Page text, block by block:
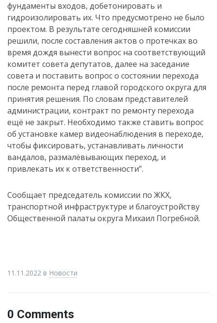
фундаменты входов, добетонировать и
гидроизолировать их. Что предусмотрено не было
проектом. В результате сегодняшней комиссии
решили, после составления актов о протечках во
время дождя вынести вопрос на соответствующий
комитет совета депутатов, далее на заседание
совета и поставить вопрос о состоянии перехода
после ремонта перед главой городского округа для
принятия решения. По словам представителей
администрации, контракт по ремонту перехода
ещё не закрыт. Необходимо также ставить вопрос
об установке камер видеонаблюдения в переходе,
чтобы фиксировать, устанавливать личности
вандалов, размалёвывающих переход, и
привлекать их к ответственности”.
Сообщает председатель комиссии по ЖКХ,
транспортной инфраструктуре и благоустройству
Общественной палаты округа Михаил Погребной.
11.11.2022 в Новости
0 Comments